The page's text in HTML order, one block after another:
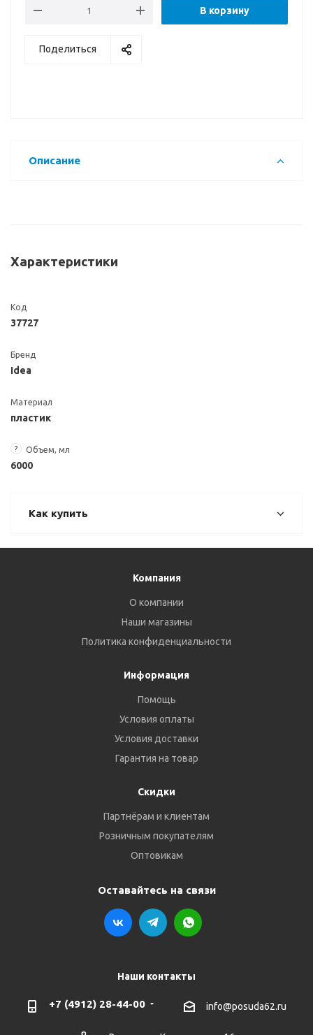
В корзину
Поделиться
Описание
Характеристики
Код
37727
Бренд
Idea
Материал
пластик
? Объем, мл
6000
Как купить
Компания
О компании
Наши магазины
Политика конфиденциальности
Информация
Помощь
Условия оплаты
Условия доставки
Гарантия на товар
Скидки
Партнёрам и клиентам
Розничным покупателям
Оптовикам
Оставайтесь на связи
Наши контакты
+7 (4912) 28-44-00 info@posuda62.ru